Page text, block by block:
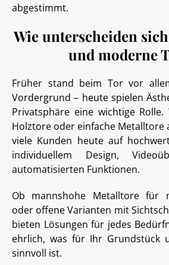
abgestimmt.
Wie unterscheiden
und moderne
Früher stand beim Tor vor
Vordergrund – heute spielen
Privatsphäre eine wichtige
Holztore oder einfache Metalltore
viele Kunden heute auf
individuellem Design,
automatisierten Funktionen.
Ob mannshohe Metalltore für
oder offene Varianten mit
bieten Lösungen für jedes
ehrlich, was für Ihr Grundstück
sinnvoll ist.